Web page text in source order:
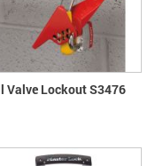
Valve Lockout S3476